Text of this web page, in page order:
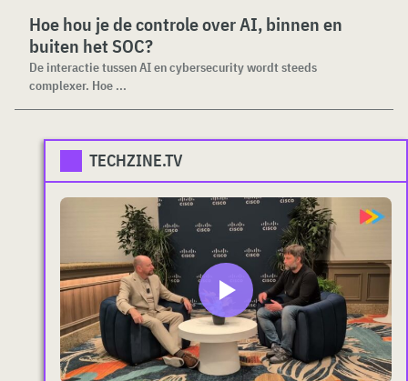
Hoe hou je de controle over AI, binnen en
buiten het SOC?
De interactie tussen AI en cybersecurity wordt steeds
complexer. Hoe ...
TECHZINE.TV